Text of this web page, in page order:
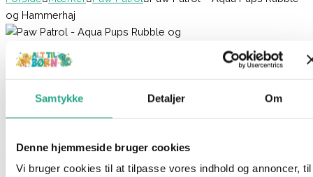
Samtykke Detaljer Om
Denne hjemmeside bruger cookies
Vi bruger cookies til at tilpasse vores indhold og annoncer, til
og Hammerhaj
149,95kr.
Varenummer Kategorier